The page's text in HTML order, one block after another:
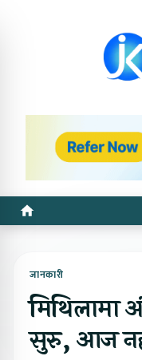
जानकारी
मिथिलामा
सुरु, आज